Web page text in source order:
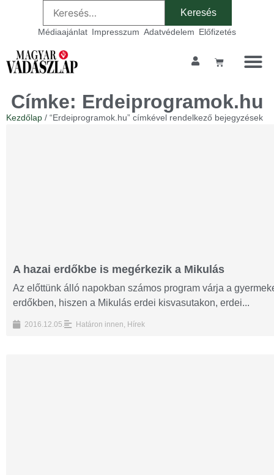
Médiaajánlat Impresszum Adatvédelem Előfizetés
Címke: Erdeiprogramok.hu
Kezdőlap / “Erdeiprogramok.hu” címkével rendelkező bejegyzések
A hazai erdőkbe is megérkezik a Mikulás
Az előttünk álló napokban számos program várja a
erdőkben, hiszen a Mikulás erdei kisvasutakon, erdei...
2016.12.05. Határon innen, Hírek